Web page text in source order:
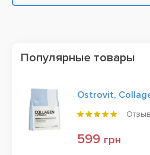
Популярные товары
Ostrovit,
599 грн